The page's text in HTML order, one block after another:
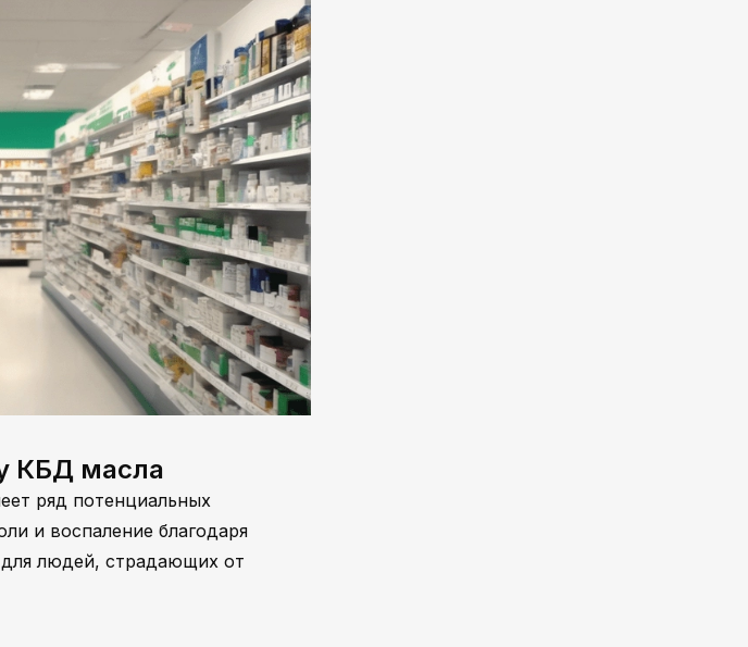
КБД масла
ряд потенциальных
и воспаление благодаря
людей, страдающих от